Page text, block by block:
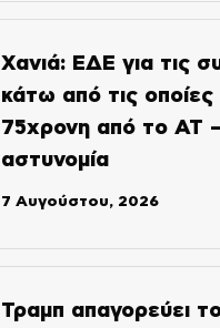
Χανιά: ΕΔΕ για τις
κάτω από τις
75χρονη από το ΑΤ –
αστυνομία
7 Αυγούστου, 2026
Τραμπ απαγορεύει